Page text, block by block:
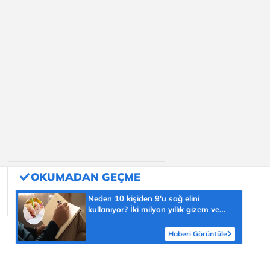
Neden 10 kişiden 9'u sağ elini
kullanıyor? İki milyon yıllık gizem ve
Haberi Görüntüle